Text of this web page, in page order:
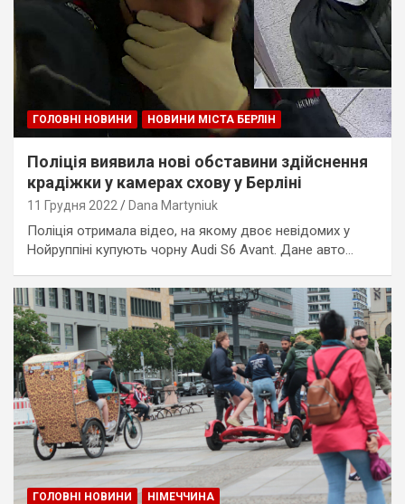
ГОЛОВНІ НОВИНИ НОВИНИ МІСТА БЕРЛІН
Поліція виявила нові обставини здійснення
крадіжки у камерах схову у Берліні
11 Грудня 2022 Dana Martyniuk
Поліція отримала відео, на якому двоє невідомих у
Нойруппіні купують чорну Audi S6 Avant. Дане авто…
ГОЛОВНІ НОВИНИ НІМЕЧЧИНА